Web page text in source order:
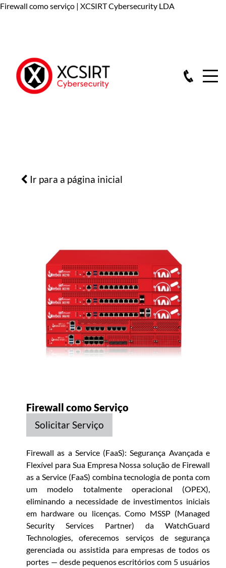
Firewall como serviço | XCSIRT Cybersecurity LDA
Ir para a página inicial
Firewall como Serviço
Solicitar Serviço
Firewall as a Service (FaaS): Segurança Avançada e
Flexível para Sua Empresa Nossa solução de Firewall
as a Service (FaaS) combina tecnologia de ponta com
um modelo totalmente operacional (OPEX),
eliminando a necessidade de investimentos iniciais
em hardware ou licenças. Como MSSP (Managed
Security Services Partner) da WatchGuard
Technologies, oferecemos serviços de segurança
gerenciada ou assistida para empresas de todos os
portes — desde pequenos escritórios com 5 usuários